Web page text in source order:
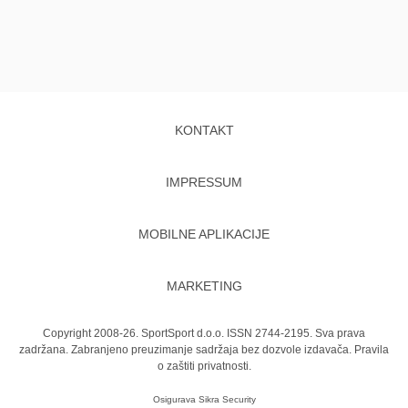
KONTAKT
IMPRESSUM
MOBILNE APLIKACIJE
MARKETING
Copyright 2008-26. SportSport d.o.o. ISSN 2744-2195. Sva prava
zadržana. Zabranjeno preuzimanje sadržaja bez dozvole izdavača. Pravila
o zaštiti privatnosti.
Osigurava Sikra Security